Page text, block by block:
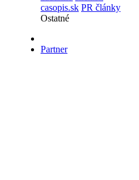
casopis.sk PR články
Ostatné
Partner